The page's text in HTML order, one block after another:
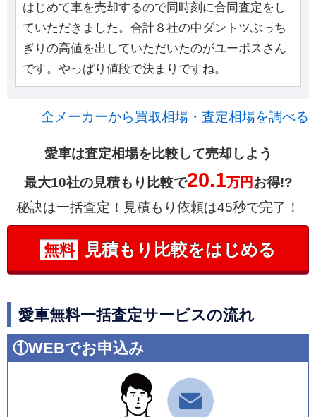
はじめて車を売却するので同時刻に合同査定をし
ていただきました。合計８社の中ダントツぶっち
ぎりの高値を出していただいたのがユーポスさん
です。やっぱり値段で決まりですね。
全メーカーから買取相場・査定相場を調べる
愛車は査定相場を比較して売却しよう
最大10社の見積もり比較で20.1万円お得!?
秘訣は一括査定！見積もり依頼は45秒で完了！
無料 見積もり比較をはじめる
愛車無料一括査定サービスの流れ
①WEBでお申込み